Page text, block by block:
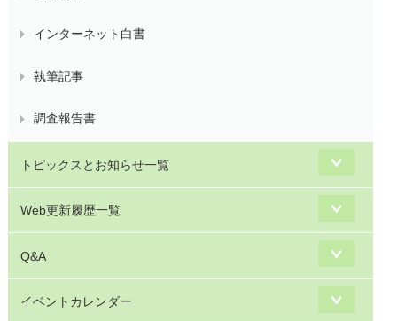
インターネット白書
執筆記事
調査報告書
トピックスとお知らせ一覧
Web更新履歴一覧
Q&A
イベントカレンダー